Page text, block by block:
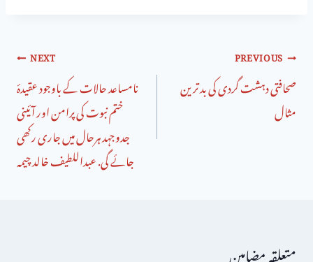
PREVIOUS
صحافتی دہشت گردی کی بد ترین
مثال
NEXT
نامساعد حالات کے باوجود عقیدۂ
ختم نبوت کی پرامن اور آئینی
جدوجہد ہرحال میں جاری رکھی
جائے گی. عبداللطیف خالد چیمہ
متعلقہ مضامین